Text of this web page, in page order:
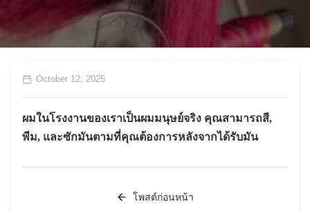
October 12, 2025
ผมในโรงงานของเราเป็นผมมนุษย์จริง คุณสามารถสี,
พีม, และซักมันตามที่คุณต้องการหลังจากได้รับมัน
โพสต์ก่อนหน้า